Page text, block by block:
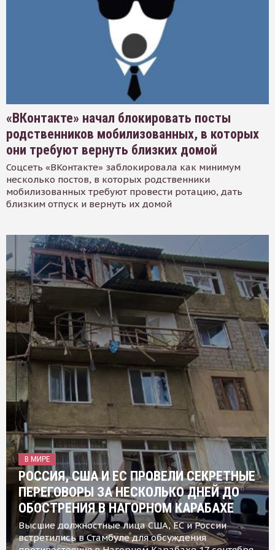
«ВКонтакте» начал блокировать посты
родственников мобилизованных, в которых
они требуют вернуть близких домой
Соцсеть «ВКонтакте» заблокировала как минимум
несколько постов, в которых родственники
мобилизованных требуют провести ротацию, дать
близким отпуск и вернуть их домой
В МИРЕ
РОССИЯ, США И ЕС ПРОВЕЛИ СЕКРЕТНЫЕ
ПЕРЕГОВОРЫ ЗА НЕСКОЛЬКО ДНЕЙ ДО
ОБОСТРЕНИЯ В НАГОРНОМ КАРАБАХЕ
Высшие должностные лица США, ЕС и России
встретились в Стамбуле для обсуждения